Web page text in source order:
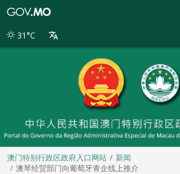
别
31°C
澳门特别行政区政府入口网站
新闻
澳琴经贸部门向葡萄牙青企线上推介